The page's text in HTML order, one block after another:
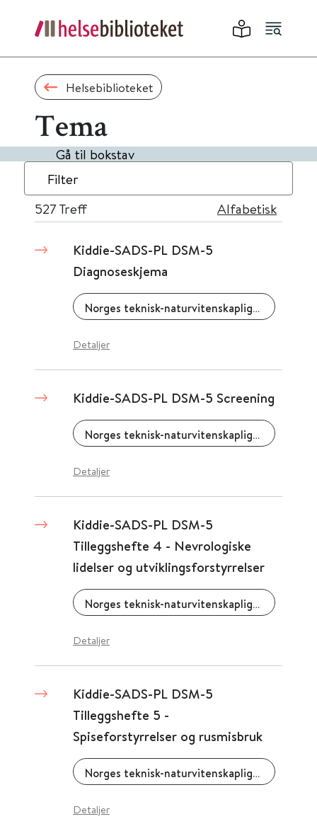
Helsebiblioteket
Tema
Gå til bokstav
Filter
527Treff Alfabetisk
Kiddie-SADS-PL DSM-5
Diagnoseskjema
Norges teknisk-naturvitenskaplige universitet (NTNU)
Detaljer
Kiddie-SADS-PL DSM-5 Screening
Norges teknisk-naturvitenskaplige universitet (NTNU)
Detaljer
Kiddie-SADS-PL DSM-5
Tilleggshefte 4 - Nevrologiske
lidelser og utviklingsforstyrrelser
Norges teknisk-naturvitenskaplige universitet (NTNU)
Detaljer
Kiddie-SADS-PL DSM-5
Tilleggshefte 5 -
Spiseforstyrrelser og rusmisbruk
Norges teknisk-naturvitenskaplige universitet (NTNU)
Detaljer